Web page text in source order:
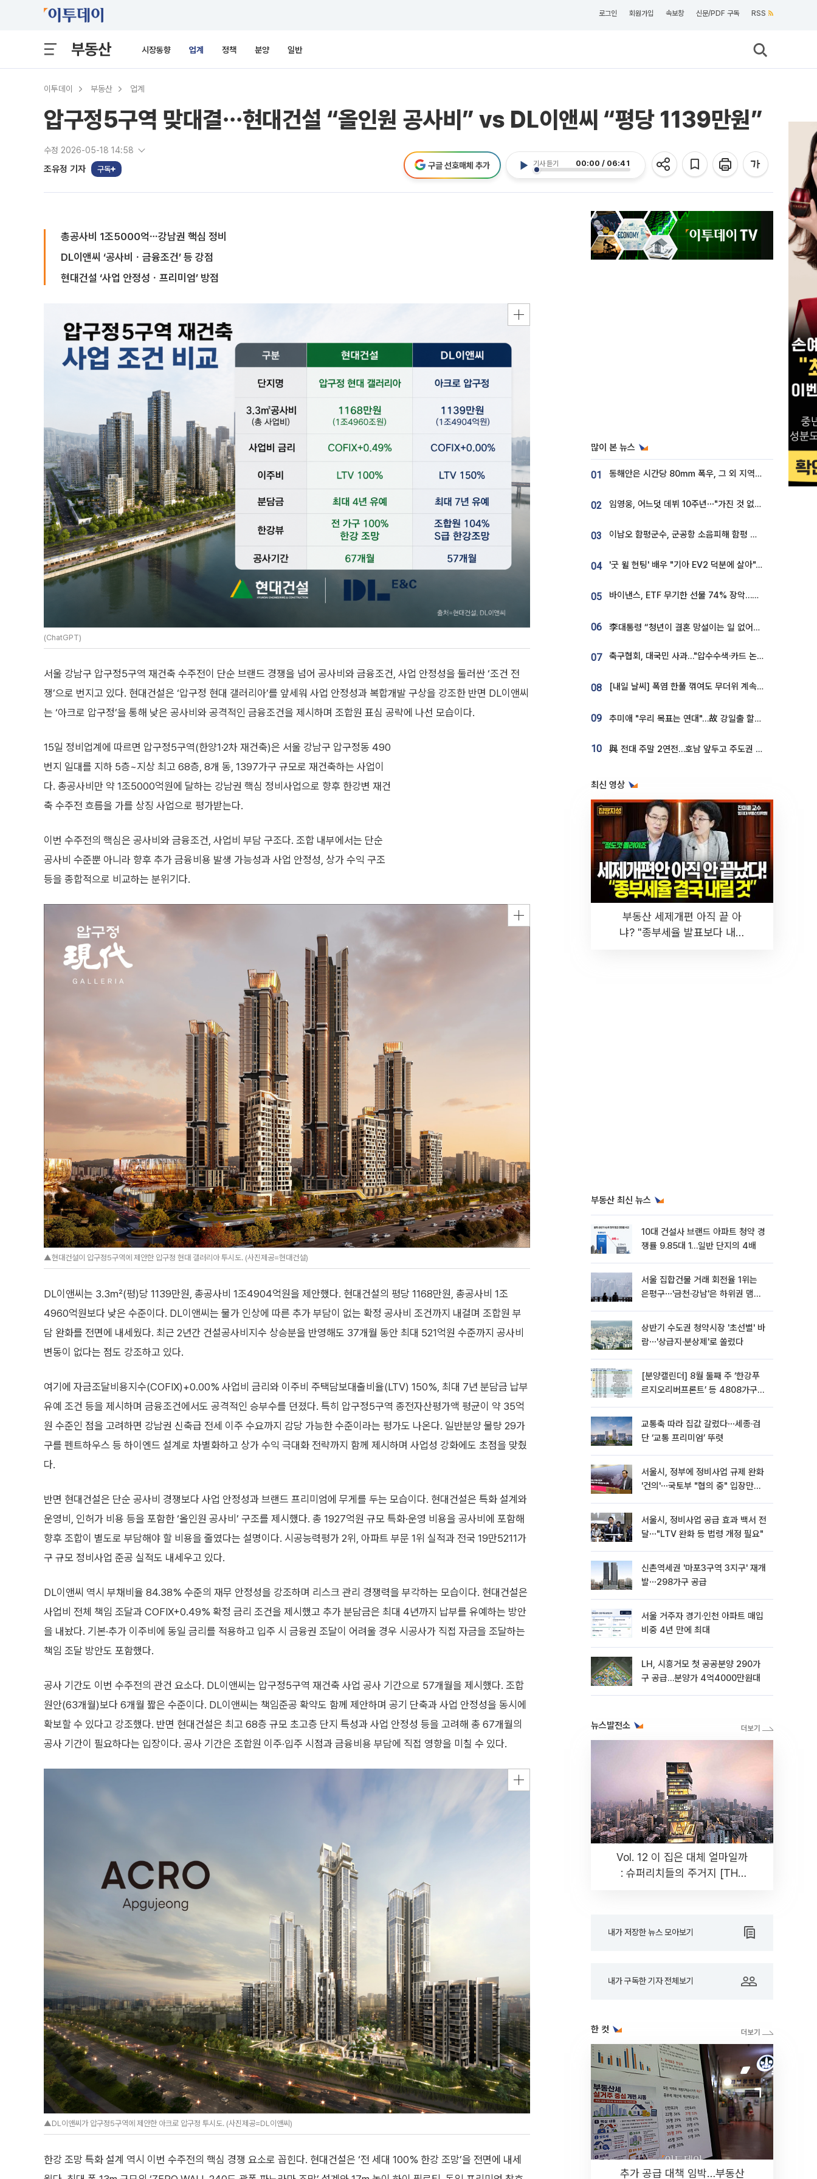
로그인 회원가입 속보창 신문/PDF 구독 RSS
부동산 시장동향 업계 정책 분양 일반
이투데이 부동산 업계
압구정5구역 맞대결⋯현대건설 “올인원 공사비” vs DL이앤씨 “평당 1139만원”
수정 2026-05-18 14:58
조유정 기자 구독
기사 듣기 00:00 / 06:41
구글 선호매체 추가
총공사비 1조5000억⋯강남권 핵심 정비
DL이앤씨 ‘공사비ㆍ금융조건’ 등 강점
현대건설 ‘사업 안정성ㆍ프리미엄’ 방점
(ChatGPT)
서울 강남구 압구정5구역 재건축 수주전이 단순 브랜드 경쟁을 넘어 공사비와 금융조건, 사업 안정성을 둘러싼 ‘조건 전
쟁’으로 번지고 있다. 현대건설은 ‘압구정 현대 갤러리아’를 앞세워 사업 안정성과 복합개발 구상을 강조한 반면 DL이앤씨
는 ‘아크로 압구정’을 통해 낮은 공사비와 공격적인 금융조건을 제시하며 조합원 표심 공략에 나선 모습이다.
15일 정비업계에 따르면 압구정5구역(한양1·2차 재건축)은 서울 강남구 압구정동 490
번지 일대를 지하 5층~지상 최고 68층, 8개 동, 1397가구 규모로 재건축하는 사업이
다. 총공사비만 약 1조5000억원에 달하는 강남권 핵심 정비사업으로 향후 한강변 재건
축 수주전 흐름을 가를 상징 사업으로 평가받는다.
이번 수주전의 핵심은 공사비와 금융조건, 사업비 부담 구조다. 조합 내부에서는 단순
공사비 수준뿐 아니라 향후 추가 금융비용 발생 가능성과 사업 안정성, 상가 수익 구조
등을 종합적으로 비교하는 분위기다.
▲현대건설이 압구정5구역에 제안한 압구정 현대 갤러리아 투시도. (사진제공=현대건설)
DL이앤씨는 3.3㎡(평)당 1139만원, 총공사비 1조4904억원을 제안했다. 현대건설의 평당 1168만원, 총공사비 1조
4960억원보다 낮은 수준이다. DL이앤씨는 물가 인상에 따른 추가 부담이 없는 확정 공사비 조건까지 내걸며 조합원 부
담 완화를 전면에 내세웠다. 최근 2년간 건설공사비지수 상승분을 반영해도 37개월 동안 최대 521억원 수준까지 공사비
변동이 없다는 점도 강조하고 있다.
여기에 자금조달비용지수(COFIX)+0.00% 사업비 금리와 이주비 주택담보대출비율(LTV) 150%, 최대 7년 분담금 납부
유예 조건 등을 제시하며 금융조건에서도 공격적인 승부수를 던졌다. 특히 압구정5구역 종전자산평가액 평균이 약 35억
원 수준인 점을 고려하면 강남권 신축급 전세 이주 수요까지 감당 가능한 수준이라는 평가도 나온다. 일반분양 물량 29가
구를 펜트하우스 등 하이엔드 설계로 차별화하고 상가 수익 극대화 전략까지 함께 제시하며 사업성 강화에도 초점을 맞췄
다.
반면 현대건설은 단순 공사비 경쟁보다 사업 안정성과 브랜드 프리미엄에 무게를 두는 모습이다. 현대건설은 특화 설계와
운영비, 인허가 비용 등을 포함한 ‘올인원 공사비’ 구조를 제시했다. 총 1927억원 규모 특화·운영 비용을 공사비에 포함해
향후 조합이 별도로 부담해야 할 비용을 줄였다는 설명이다. 시공능력평가 2위, 아파트 부문 1위 실적과 전국 19만5211가
구 규모 정비사업 준공 실적도 내세우고 있다.
DL이앤씨 역시 부채비율 84.38% 수준의 재무 안정성을 강조하며 리스크 관리 경쟁력을 부각하는 모습이다. 현대건설은
사업비 전체 책임 조달과 COFIX+0.49% 확정 금리 조건을 제시했고 추가 분담금은 최대 4년까지 납부를 유예하는 방안
을 내놨다. 기본·추가 이주비에 동일 금리를 적용하고 입주 시 금융권 조달이 어려울 경우 시공사가 직접 자금을 조달하는
책임 조달 방안도 포함했다.
공사 기간도 이번 수주전의 관건 요소다. DL이앤씨는 압구정5구역 재건축 사업 공사 기간으로 57개월을 제시했다. 조합
원안(63개월)보다 6개월 짧은 수준이다. DL이앤씨는 책임준공 확약도 함께 제안하며 공기 단축과 사업 안정성을 동시에
확보할 수 있다고 강조했다. 반면 현대건설은 최고 68층 규모 초고층 단지 특성과 사업 안정성 등을 고려해 총 67개월의
공사 기간이 필요하다는 입장이다. 공사 기간은 조합원 이주·입주 시점과 금융비용 부담에 직접 영향을 미칠 수 있다.
▲DL이앤씨가 압구정5구역에 제안한 아크로 압구정 투시도. (사진제공=DL이앤씨)
한강 조망 특화 설계 역시 이번 수주전의 핵심 경쟁 요소로 꼽힌다. 현대건설은 ‘전 세대 100% 한강 조망’을 전면에 내세
많이 본 뉴스
01 동해안은 시간당 80㎜ 폭우, 그 외 지역은 폭염…‘극과 극 날씨’
02 임영웅, 어느덧 데뷔 10주년⋯"가진 것 없던 시절, 내 앞엔 20명의 팬뿐"
03 이남오 함평군수, 군공항 소음피해 함평 보상 요구
04 '굿 윌 헌팅' 배우 "기아 EV2 덕분에 살아"…교통사고 후 안전성 극찬
05 바이낸스, ETF 무기한 선물 74% 장악…한국 레버리지 ETF 거래 급증 [e가상자산]
06 李대통령 “청년이 결혼 망설이는 일 없어야...제도상 불이익 조사”
07 축구협회, 대국민 사과…"압수수색·카드 논란 사죄, 강도 높은 쇄신"
08 [내일 날씨] 폭염 한풀 꺾여도 무더위 계속⋯동해안 이틀 연속 비
09 추미애 "우리 목표는 연대"…故 강일출 할머니 흉상 제막
10 與 전대 주말 2연전…호남 앞두고 주도권 다툼
최신 영상
부동산 세제개편 아직 끝 아
냐? "종부세율 발표보다 내릴
부동산 최신 뉴스
10대 건설사 브랜드 아파트 청약 경
쟁률 9.85대 1…일반 단지의 4배
서울 집합건물 거래 회전율 1위는
은평구⋯'금천·강남'은 하위권 맴돌
상반기 수도권 청약시장 '초선별' 바
람⋯'상급지·분상제'로 쏠렸다
[분양캘린더] 8월 둘째 주 ‘한강푸
르지오리버프론트’ 등 4808가구
교통축 따라 집값 갈렸다⋯세종·검
단 ‘교통 프리미엄’ 뚜렷
서울시, 정부에 정비사업 규제 완화
'건의'⋯국토부 "협의 중" 입장만
서울시, 정비사업 공급 효과 백서 전
달⋯"LTV 완화 등 법령 개정 필요"
신촌역세권 '마포3구역 3지구' 재개
발⋯298가구 공급
서울 거주자 경기·인천 아파트 매입
비중 4년 만에 최대
LH, 시흥거모 첫 공공분양 290가
구 공급…분양가 4억4000만원대
뉴스발전소
Vol. 12 이 집은 대체 얼마일까
: 슈퍼리치들의 주거지 [THE
내가 저장한 뉴스 모아보기
내가 구독한 기자 전체보기
한 컷
추가 공급 대책 임박…부동산